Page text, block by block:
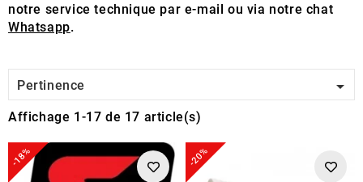
notre service technique par e-mail ou via notre chat
Whatsapp.
Pertinence 
Affichage 1-17 de 17 article(s)
-18% -20%